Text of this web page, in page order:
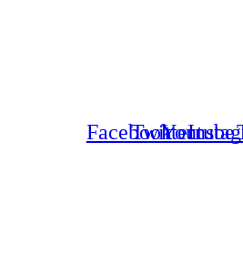
Facebook
Twitter
Youtube